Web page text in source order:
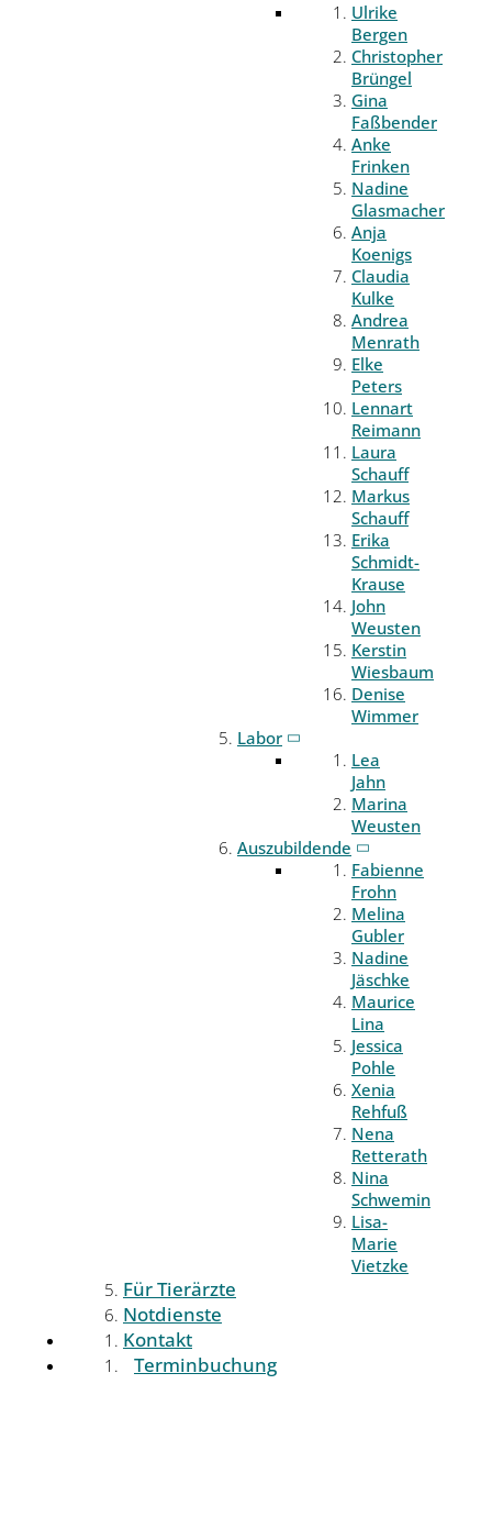
Ulrike
Bergen
Christopher
Brüngel
Gina
Faßbender
Anke
Frinken
Nadine
Glasmacher
Anja
Koenigs
Claudia
Kulke
Andrea
Menrath
Elke
Peters
Lennart
Reimann
Laura
Schauff
Markus
Schauff
Erika
Schmidt-
Krause
John
Weusten
Kerstin
Wiesbaum
Denise
Wimmer
Labor
Lea
Jahn
Marina
Weusten
Auszubildende
Fabienne
Frohn
Melina
Gubler
Nadine
Jäschke
Maurice
Lina
Jessica
Pohle
Xenia
Rehfuß
Nena
Retterath
Nina
Schwemin
Lisa-
Marie
Vietzke
Für Tierärzte
Notdienste
Kontakt
Terminbuchung